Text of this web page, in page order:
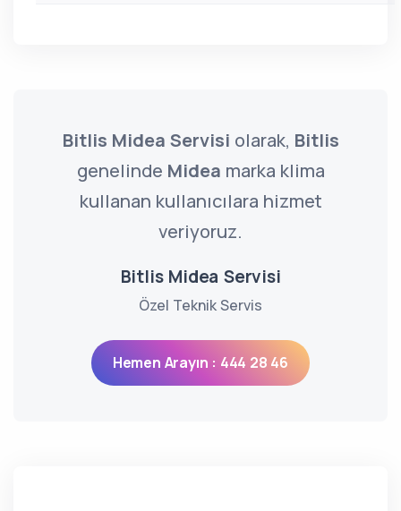
Bitlis Midea Servisi olarak, Bitlis
genelinde Midea marka klima
kullanan kullanıcılara hizmet
veriyoruz.
Bitlis Midea Servisi
Özel Teknik Servis
Hemen Arayın : 444 28 46